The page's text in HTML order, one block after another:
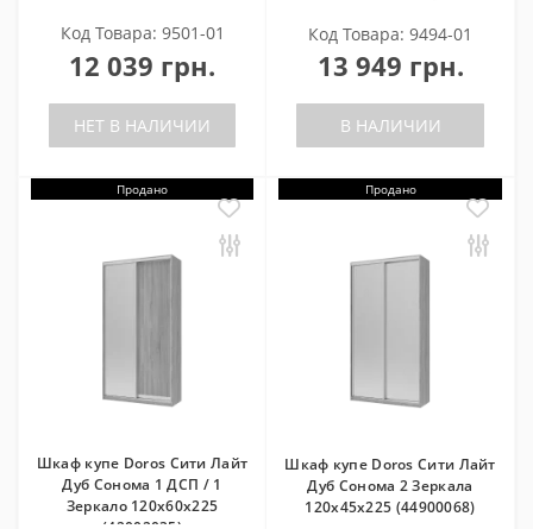
Код Товара: 9501-01
12 039 грн.
НЕТ В НАЛИЧИИ
Код Товара: 9494-01
13 949 грн.
В НАЛИЧИИ
Продано
Шкаф купе Doros Сити Лайт
Дуб Cонома 1 ДСП / 1
Зеркало 120х60х225
Продано
Шкаф купе Doros Сити Лайт
Дуб Cонома 2 Зеркала
120х45х225 (44900068)